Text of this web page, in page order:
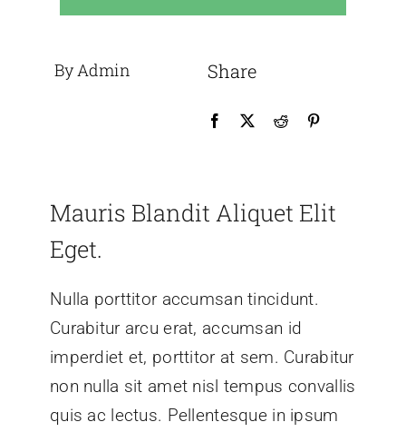
By Admin Share
Mauris Blandit Aliquet Elit
Eget.
Nulla porttitor accumsan tincidunt.
Curabitur arcu erat, accumsan id
imperdiet et, porttitor at sem. Curabitur
non nulla sit amet nisl tempus convallis
quis ac lectus. Pellentesque in ipsum